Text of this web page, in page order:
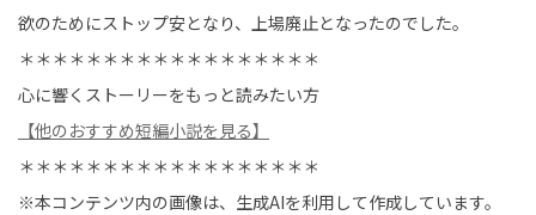
欲のためにストップ安となり、上場廃止となったのでした。
＊＊＊＊＊＊＊＊＊＊＊＊＊＊＊＊＊＊
心に響くストーリーをもっと読みたい方
【他のおすすめ短編小説を見る】
＊＊＊＊＊＊＊＊＊＊＊＊＊＊＊＊＊＊
※本コンテンツ内の画像は、生成AIを利用して作成しています。